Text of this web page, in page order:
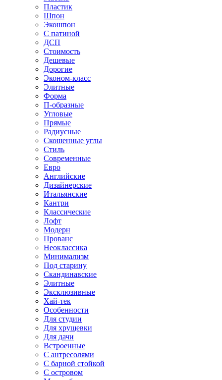
Пластик
Шпон
Экошпон
С патиной
ДСП
Стоимость
Дешевые
Дорогие
Эконом-класс
Элитные
Форма
П-образные
Угловые
Прямые
Радиусные
Скошенные углы
Стиль
Современные
Евро
Английские
Дизайнерские
Итальянские
Кантри
Классические
Лофт
Модерн
Прованс
Неоклассика
Минимализм
Под старину
Скандинавские
Элитные
Эксклюзивные
Хай-тек
Особенности
Для студии
Для хрущевки
Для дачи
Встроенные
С антресолями
С барной стойкой
С островом